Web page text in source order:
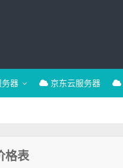
务器 京东云服务器
格表